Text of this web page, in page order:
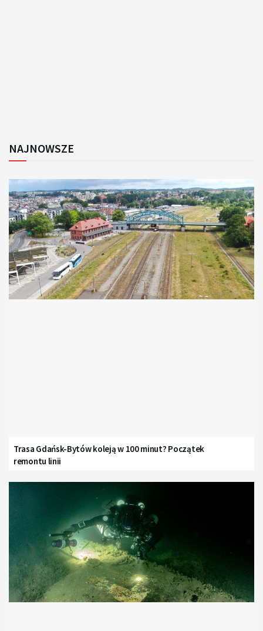
NAJNOWSZE
Trasa Gdańsk-Bytów koleją w 100 minut? Początek
remontu linii